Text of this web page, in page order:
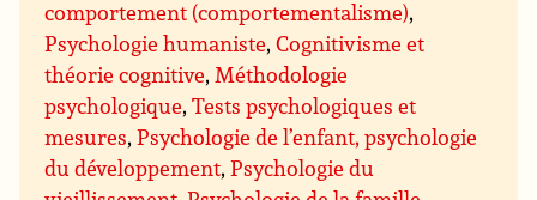
comportement (comportementalisme),
Psychologie humaniste,Cognitivisme et
théorie cognitive,Méthodologie
psychologique,Tests psychologiques et
mesures,Psychologie de l’enfant, psychologie
du développement,Psychologie du